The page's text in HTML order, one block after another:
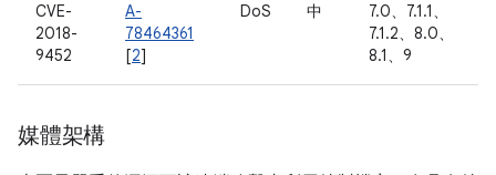
CVE-
2018-
9452
A-
78464361
[2]
DoS 中
7.0、7.1.1、
7.1.2、8.0、
8.1、9
媒體架構